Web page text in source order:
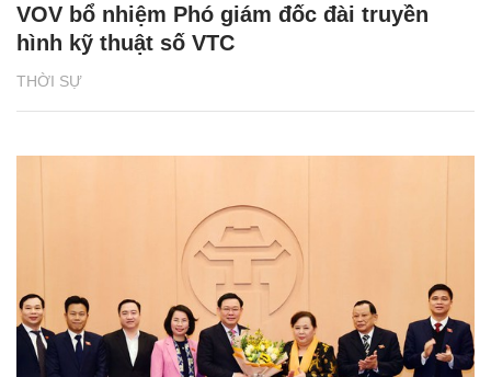
THỜI SỰ
VOV bổ nhiệm Phó giám đốc đài truyền
hình kỹ thuật số VTC